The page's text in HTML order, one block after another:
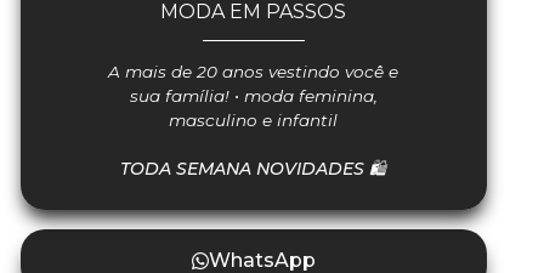
MODA EM PASSOS
A mais de 20 anos vestindo você e
sua família! • moda feminina,
masculino e infantil
TODA SEMANA NOVIDADES 🛍️
WhatsApp